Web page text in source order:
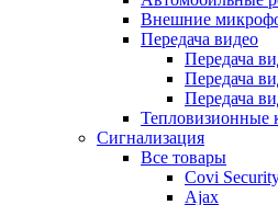
Внешние
Передача видео
Передача
Передача
Передача
Тепловизионные
Сигнализация
Все товары
Covi
Ajax